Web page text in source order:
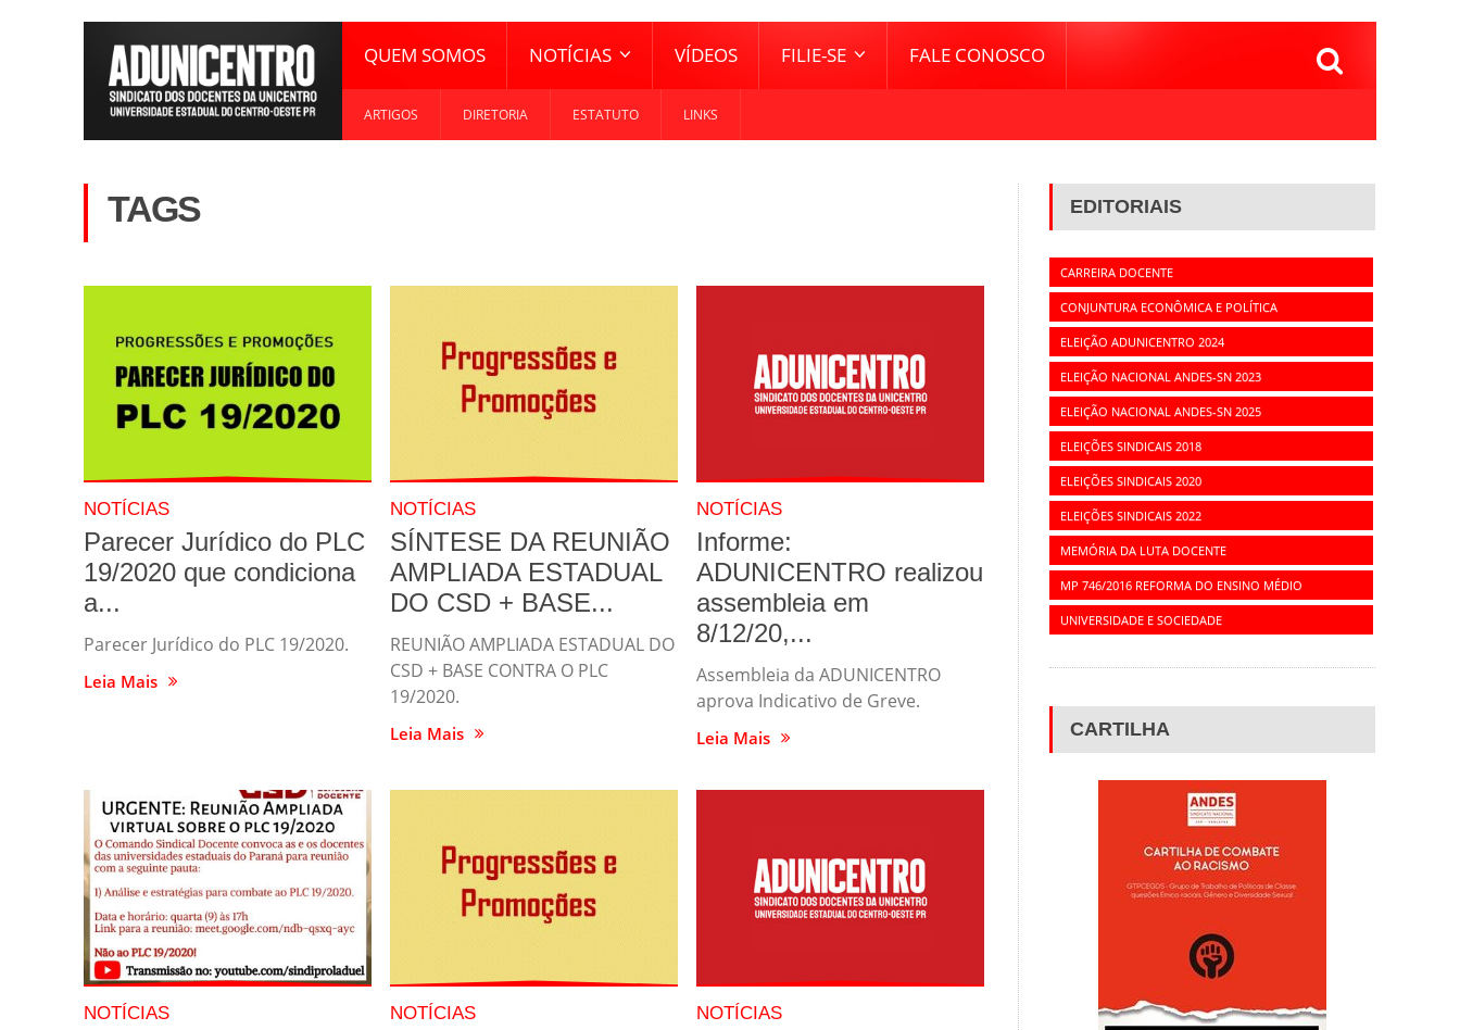
QUEM SOMOS NOTÍCIAS VÍDEOS FILIE-SE FALE CONOSCO
ARTIGOS DIRETORIA ESTATUTO LINKS
TAGS
NOTÍCIAS
Parecer Jurídico do PLC
19/2020 que condiciona
a...
Parecer Jurídico do PLC 19/2020.
Leia Mais
NOTÍCIAS
SÍNTESE DA REUNIÃO
AMPLIADA ESTADUAL
DO CSD + BASE...
REUNIÃO AMPLIADA ESTADUAL DO
CSD + BASE CONTRA O PLC
19/2020.
Leia Mais
NOTÍCIAS
Informe:
ADUNICENTRO realizou
assembleia em
8/12/20,...
Assembleia da ADUNICENTRO
aprova Indicativo de Greve.
Leia Mais
NOTÍCIAS NOTÍCIAS NOTÍCIAS
EDITORIAIS
CARREIRA DOCENTE
CONJUNTURA ECONÔMICA E POLÍTICA
ELEIÇÃO ADUNICENTRO 2024
ELEIÇÃO NACIONAL ANDES-SN 2023
ELEIÇÃO NACIONAL ANDES-SN 2025
ELEIÇÕES SINDICAIS 2018
ELEIÇÕES SINDICAIS 2020
ELEIÇÕES SINDICAIS 2022
MEMÓRIA DA LUTA DOCENTE
MP 746/2016 REFORMA DO ENSINO MÉDIO
UNIVERSIDADE E SOCIEDADE
CARTILHA